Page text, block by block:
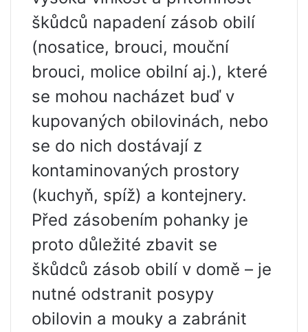
škůdců napadení zásob obilí
(nosatice, brouci, mouční
brouci, molice obilní aj.), které
se mohou nacházet buď v
kupovaných obilovinách, nebo
se do nich dostávají z
kontaminovaných prostory
(kuchyň, spíž) a kontejnery.
Před zásobením pohanky je
proto důležité zbavit se
škůdců zásob obilí v domě – je
nutné odstranit posypy
obilovin a mouky a zabránit